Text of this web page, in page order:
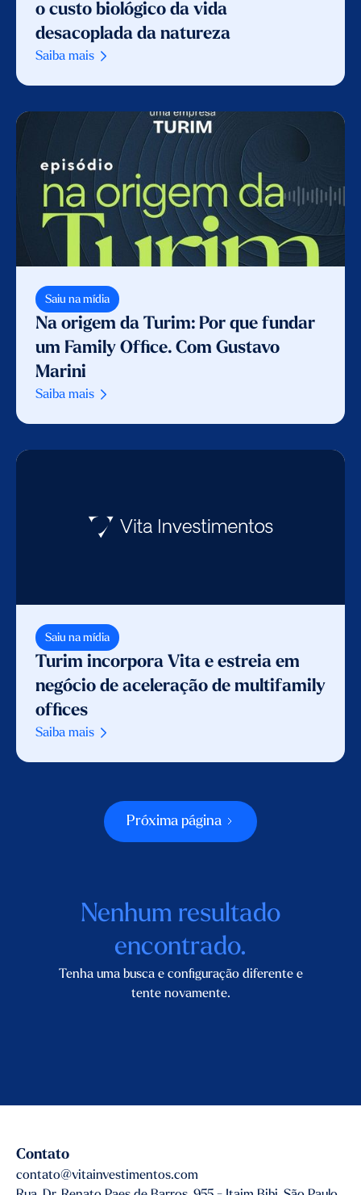
o custo biológico da vida
desacoplada da natureza
Saiba mais
Saiu na mídia
Na origem da Turim: Por que fundar
um Family Office. Com Gustavo
Marini
Saiba mais
Saiu na mídia
Turim incorpora Vita e estreia em
negócio de aceleração de multifamily
offices
Saiba mais
Próxima página
Nenhum resultado
encontrado.
Tenha uma busca e configuração diferente e
tente novamente.
Contato
contato@vitainvestimentos.com